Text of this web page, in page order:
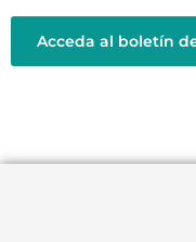
Acceda al boletín